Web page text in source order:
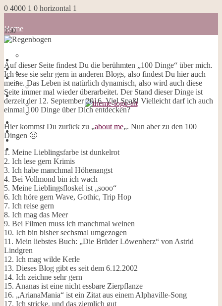
0 4000 1 0 horizontal 1
Home
Blog
about me
Impressum
Datenschutzerklärung
Cookies
Galerie
Opal-Abos
Strickblogs
Hörbücher
150
Home
Blog
about me
100 Dinge
Impressum
Datenschutzerklärung
Cookies
Galerie
Opal-Abos
Strickblogs
Hörbücher
Auf dieser Seite findest Du die berühmten „100 Dinge“ über mich.
Ich lese sie sehr gern in anderen Blogs, also findest Du hier auch
meine. Das Leben ist natürlich dynamisch, also wird auch diese
Seite immer mal wieder überarbeitet. Der Stand dieser Dinge ist
derzeit der 12. September 2016. Viel Spaß! Vielleicht darf ich auch
einmal 100 Dinge über Dich entdecken?
Hier kommst Du zurück zu „about me„. Nun aber zu den 100
Dingen 🙂
1. Meine Lieblingsfarbe ist dunkelrot
2. Ich lese gern Krimis
3. Ich habe manchmal Höhenangst
4. Bei Vollmond bin ich wach
5. Meine Lieblingsfloskel ist „sooo“
6. Ich höre gern Wave, Gothic, Trip Hop
7. Ich reise gern
8. Ich mag das Meer
9. Bei Filmen muss ich manchmal weinen
10. Ich bin bisher sechsmal umgezogen
11. Mein liebstes Buch: „Die Brüder Löwenherz“ von Astrid
Lindgren
12. Ich mag wilde Kerle
13. Dieses Blog gibt es seit dem 6.12.2002
14. Ich zeichne sehr gern
15. Ananas ist eine nicht essbare Zierpflanze
16. „ArianaMania“ ist ein Zitat aus einem Alphaville-Song
17. Ich stricke, und das ziemlich gut